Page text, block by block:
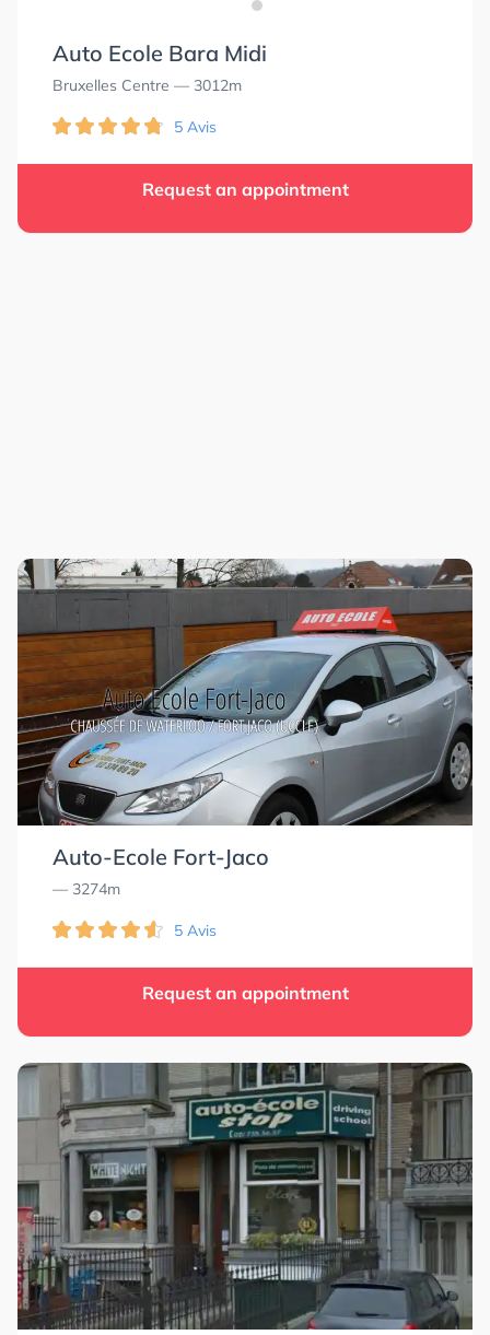
Auto Ecole Bara Midi
Bruxelles Centre — 3012m
5 Avis
Request an appointment
Auto-Ecole Fort-Jaco
— 3274m
5 Avis
Request an appointment